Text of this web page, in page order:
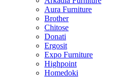
Aura Furniture
Brother
Chitose
Donati
Ergosit
Expo Furniture
Highpoint
Homedoki